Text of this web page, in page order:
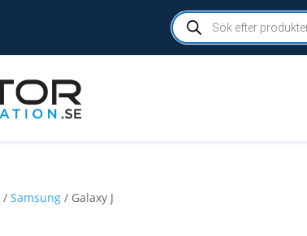
Products
search
/Samsung / Galaxy J